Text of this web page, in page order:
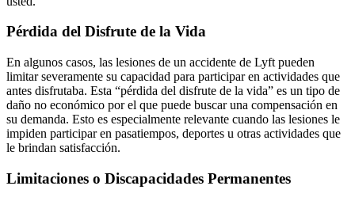
Pérdida del Disfrute de la Vida
En algunos casos, las lesiones de un accidente de Lyft pueden
limitar severamente su capacidad para participar en actividades que
antes disfrutaba. Esta “pérdida del disfrute de la vida” es un tipo de
daño no económico por el que puede buscar una compensación en
su demanda. Esto es especialmente relevante cuando las lesiones le
impiden participar en pasatiempos, deportes u otras actividades que
le brindan satisfacción.
Limitaciones o Discapacidades Permanentes